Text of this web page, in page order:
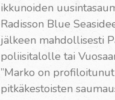
ikkunoiden
Radisson Blue
jälkeen mahdollisesti
poliisitalolle tai
”Marko on
pitkäkestoisten